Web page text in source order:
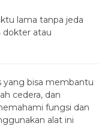
lama tanpa jeda
dokter atau
yang bisa membantu
cedera, dan
fungsi dan
alat ini